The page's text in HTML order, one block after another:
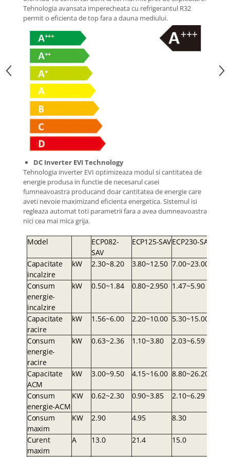
Tehnologia avansata imperecheata cu refrigerantul R32
permit o eficienta de top fara a dauna mediului.
DC Inverter EVI Technology
Tehnologia inverter EVI optimizeaza modul si cantitatea de
energie produsa in functie de necesarul casei
fumneavoastra producand doar cantitatea de energie care
aveti nevoie maximizand eficienta energetica. Sistemul isi
regleaza automat toti parametrii fara a avea dumneavoastra
nici cea mai mica grija.
Model
ECP082-
SAV
ECP125-SAVECP230-SA
Capacitate
incalzire
kW 2.30~8.20 3.80~12.50 7.00~23.00
Consum
energie-
incalzire
kW 0.50~1.84 0.80~2.950 1.47~5.90
Capacitate
racire
kW 1.56~6.00 2.20~10.00 5.30~15.00
Consum
energie-
racire
kW 0.63~2.36 1.10~3.80 2.03~6.59
Capacitate
ACM
kW 3.00~9.50 4.15~16.00 8.80~26.20
Consum
energie-ACM
KW 0.62~2.30 0.90~3.85 2.10~6.29
Consum
maxim
KW 2.90 4.95 8.30
Curent
maxim
A 13.0 21.4 15.0